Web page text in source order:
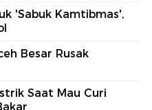
'Sabuk Kamtibmas',
Besar Rusak
Saat Mau Curi